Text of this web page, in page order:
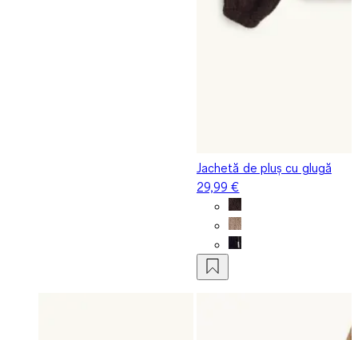
Jachetă de pluș cu glugă
29,99 €